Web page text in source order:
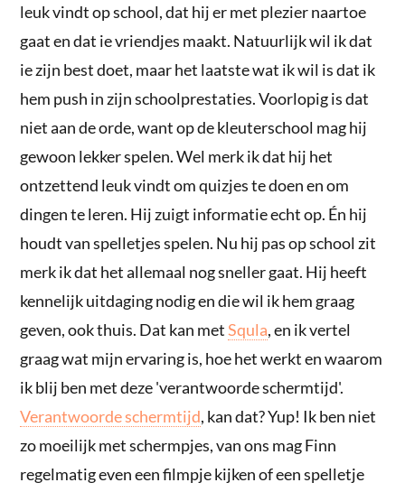
leuk vindt op school, dat hij er met plezier naartoe
gaat en dat ie vriendjes maakt. Natuurlijk wil ik dat
ie zijn best doet, maar het laatste wat ik wil is dat ik
hem push in zijn schoolprestaties. Voorlopig is dat
niet aan de orde, want op de kleuterschool mag hij
gewoon lekker spelen. Wel merk ik dat hij het
ontzettend leuk vindt om quizjes te doen en om
dingen te leren. Hij zuigt informatie echt op. Én hij
houdt van spelletjes spelen. Nu hij pas op school zit
merk ik dat het allemaal nog sneller gaat. Hij heeft
kennelijk uitdaging nodig en die wil ik hem graag
geven, ook thuis. Dat kan metSqula, en ik vertel
graag wat mijn ervaring is, hoe het werkt en waarom
ik blij ben met deze 'verantwoorde schermtijd'.
Verantwoorde schermtijd, kan dat? Yup! Ik ben niet
zo moeilijk met schermpjes, van ons mag Finn
regelmatig even een filmpje kijken of een spelletje